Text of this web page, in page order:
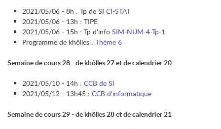
2021/05/06 - 8h : Tp de SI CI-STAT
2021/05/06 - 13h : TIPE
2021/05/06 - 15h : Tp d’info SIM-NUM-4-Tp-1
Programme de khôlles : Thème 6
Semaine de cours 28 - de khôlles 27 et de calendrier 20
2021/05/10 - 14h : CCB de SI
2021/05/12 - 13h45 : CCB d’informatique
Semaine de cours 29 - de khôlles 28 et de calendrier 21